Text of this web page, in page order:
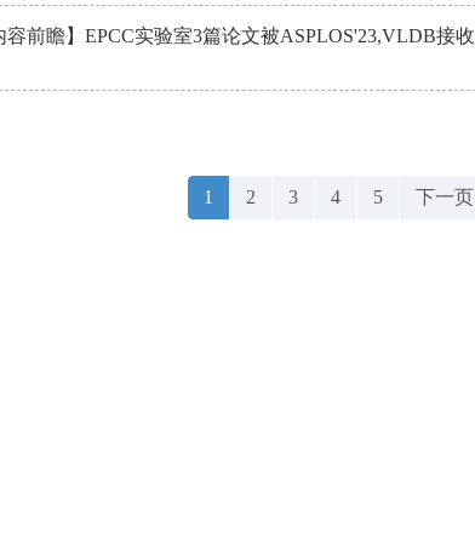
容前瞻】EPCC实验室3篇论文被ASPLOS'23,VLDB接收
1 2 3 4 5 下一页